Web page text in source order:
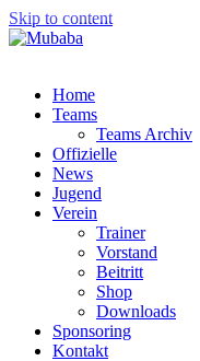
Skip to content
Home
Teams
Teams Archiv
Offizielle
News
Jugend
Verein
Trainer
Vorstand
Beitritt
Shop
Downloads
Sponsoring
Kontakt